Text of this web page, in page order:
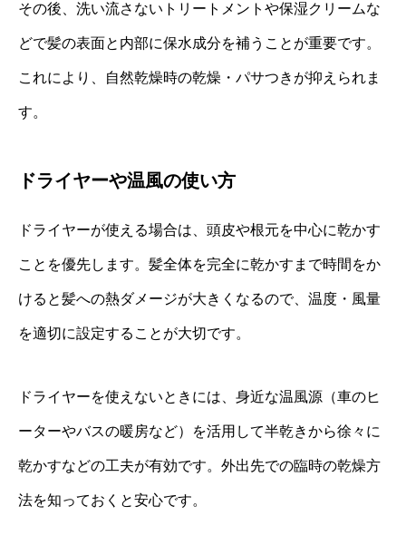
その後、洗い流さないトリートメントや保湿クリームな
どで髪の表面と内部に保水成分を補うことが重要です。
これにより、自然乾燥時の乾燥・パサつきが抑えられま
す。
ドライヤーや温風の使い方
ドライヤーが使える場合は、頭皮や根元を中心に乾かす
ことを優先します。髪全体を完全に乾かすまで時間をか
けると髪への熱ダメージが大きくなるので、温度・風量
を適切に設定することが大切です。
ドライヤーを使えないときには、身近な温風源（車のヒ
ーターやバスの暖房など）を活用して半乾きから徐々に
乾かすなどの工夫が有効です。外出先での臨時の乾燥方
法を知っておくと安心です。